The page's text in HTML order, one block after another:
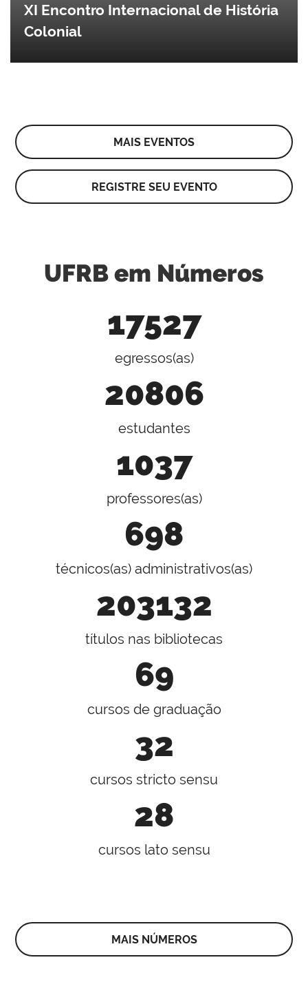
XI Encontro Internacional de História
Colonial
MAIS EVENTOS
REGISTRE SEU EVENTO
UFRB em Números
17527
egressos(as)
20806
estudantes
1037
professores(as)
698
técnicos(as) administrativos(as)
203132
títulos nas bibliotecas
69
cursos de graduação
32
cursos stricto sensu
28
cursos lato sensu
MAIS NÚMEROS